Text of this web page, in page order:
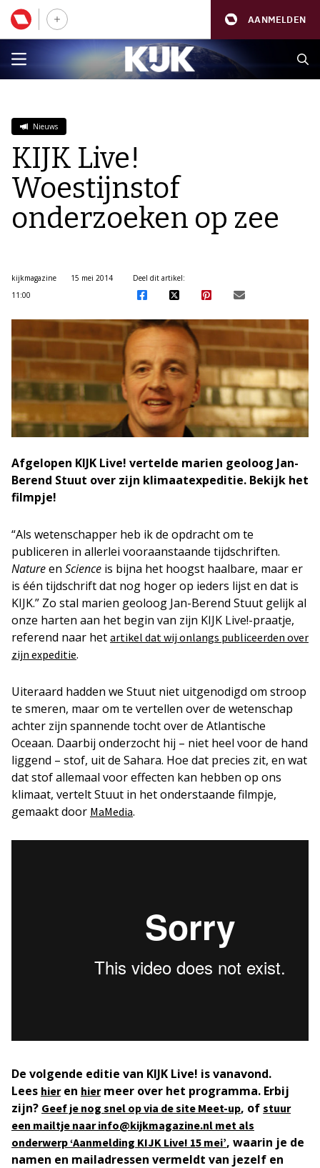
AANMELDEN
Nieuws
KIJK Live!
Woestijnstof
onderzoeken op zee
kijkmagazine
15 mei 2014
11:00
Deel dit artikel:
Afgelopen KIJK Live! vertelde marien geoloog Jan-
Berend Stuut over zijn klimaatexpeditie. Bekijk het
filmpje!
“Als wetenschapper heb ik de opdracht om te
publiceren in allerlei vooraanstaande tijdschriften.
Natureen Science is bijna het hoogst haalbare, maar er
is één tijdschrift dat nog hoger op ieders lijst en dat is
KIJK.” Zo stal marien geoloog Jan-Berend Stuut gelijk al
onze harten aan het begin van zijn KIJK Live!-praatje,
referend naar het artikel dat wij onlangs publiceerden over
zijn expeditie.
Uiteraard hadden we Stuut niet uitgenodigd om stroop
te smeren, maar om te vertellen over de wetenschap
achter zijn spannende tocht over de Atlantische
Oceaan. Daarbij onderzocht hij – niet heel voor de hand
liggend – stof, uit de Sahara. Hoe dat precies zit, en wat
dat stof allemaal voor effecten kan hebben op ons
klimaat, vertelt Stuut in het onderstaande filmpje,
gemaakt door MaMedia.
De volgende editie van KIJK Live! is vanavond.
Lees hieren hiermeer over het programma. Erbij
zijn? Geef je nog snel op via de site Meet-up, of stuur
een mailtje naar info@kijkmagazine.nl met als
onderwerp ‘Aanmelding KIJK Live! 15 mei’, waarin je de
namen en mailadressen vermeldt van jezelf en